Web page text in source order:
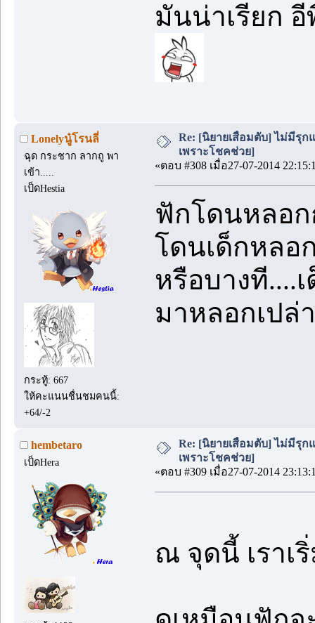
มันน่าเรียก
Lonelyนู๋โรนลี่
ฉุด กระชาก ลากถู พา
เข้า.....
เป็ดHestia
กระทู้: 667
ให้คะแนนชื่นชมคนนี้:
+64/-2
Re: [นิยายเสื่อมตับ] ไม่มีรุก
เพราะโชคช่วย]
«ตอบ #308 เมื่อ27-07-2014
ฟักโดนหลอ
โดนเด็กหลอ
หรือบางที....
มาหลอกเปล่
hembetaro
เป็ดHera
Re: [นิยายเสื่อมตับ] ไม่มีรุก
เพราะโชคช่วย]
«ตอบ #309 เมื่อ27-07-2014
ณ จุดนี้ เราเ